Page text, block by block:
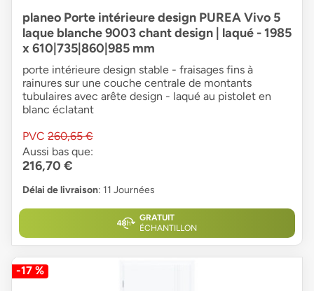
planeo Porte intérieure design PUREA Vivo 5
laque blanche 9003 chant design | laqué - 1985
x 610|735|860|985 mm
porte intérieure design stable - fraisages fins à
rainures sur une couche centrale de montants
tubulaires avec arête design - laqué au pistolet en
blanc éclatant
PVC 260,65 €
Aussi bas que:
216,70 €
Délai de livraison: 11 Journées
GRATUIT
ÉCHANTILLON
-17 %